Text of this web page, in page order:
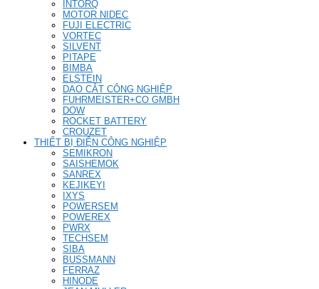
INTORQ
MOTOR NIDEC
FUJI ELECTRIC
VORTEC
SILVENT
PITAPE
BIMBA
ELSTEIN
DAO CẮT CÔNG NGHIỆP
FUHRMEISTER+CO GMBH
DOW
ROCKET BATTERY
CROUZET
THIẾT BỊ ĐIỆN CÔNG NGHIỆP
SEMIKRON
SAISHEMOK
SANREX
KEJIKEYI
IXYS
POWERSEM
POWEREX
PWRX
TECHSEM
SIBA
BUSSMANN
FERRAZ
HINODE